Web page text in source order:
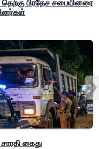
பிரதேச சபையினரை
கைது